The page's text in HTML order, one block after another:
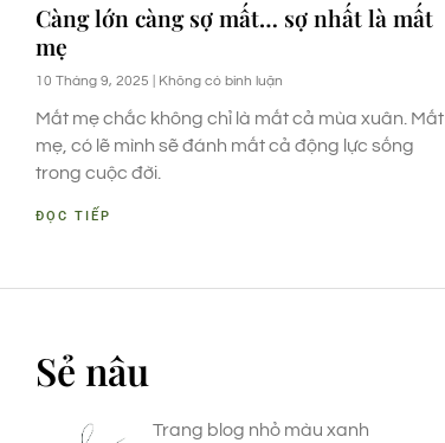
Càng lớn càng sợ mất… sợ nhất là mất
mẹ
10 Tháng 9, 2025 Không có bình luận
Mất mẹ chắc không chỉ là mất cả mùa xuân. Mất
mẹ, có lẽ mình sẽ đánh mất cả động lực sống
trong cuộc đời.
ĐỌC TIẾP
Sẻ nâu
Trang blog nhỏ màu xanh